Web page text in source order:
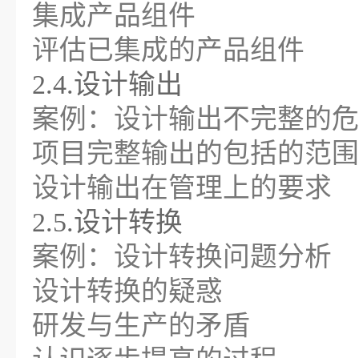
集成产品组件
评估已集成的产品组件
2.4.设计输出
案例：设计输出不完整的
项目完整输出的包括的范围
设计输出在管理上的要求
2.5.设计转换
案例：设计转换问题分析
设计转换的疑惑
研发与生产的矛盾